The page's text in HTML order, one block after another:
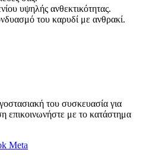
υψηλής ανθεκτικότητας.
του καρυδί με ανθρακί.
του συσκευασία για
επικοινωνήστε με το κατάστημα
Meta